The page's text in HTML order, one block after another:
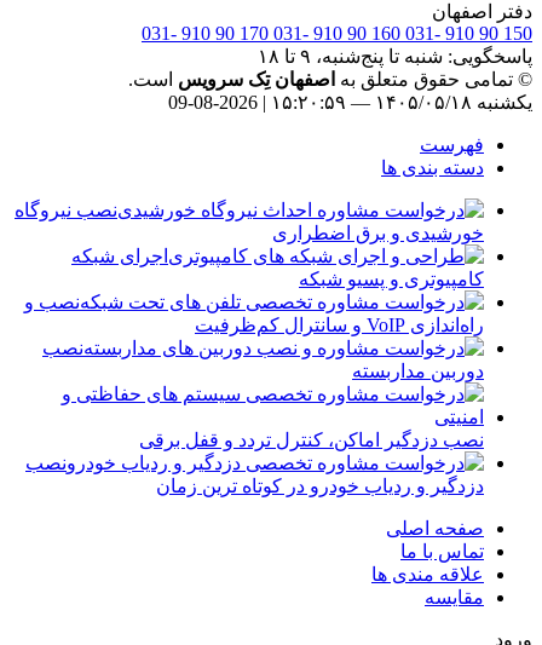
دفتر اصفهان
150 90 910 -031
160 90 910 -031
170 90 910 -031
پاسخگویی: شنبه تا پنج‌شنبه، ۹ تا ۱۸
© تمامی حقوق متعلق به اصفهان تِک سرویس است.
یکشنبه ۱۴۰۵/۰۵/۱۸ — ۱۵:۲۱:۰۰ | 2026-08-09
فهرست
دسته بندی ها
نصب نیروگاه
خورشیدی و برق اضطراری
اجرای شبکه
کامپیوتری و پسیو شبکه
نصب و
راه‌اندازی VoIP و سانترال کم‌ظرفیت
نصب
دوربین مداربسته
نصب دزدگیر اماکن، کنترل تردد و قفل برقی
نصب
دزدگیر و ردیاب خودرو در کوتاه ترین زمان
صفحه اصلی
تماس با ما
علاقه مندی ها
مقایسه
ورود